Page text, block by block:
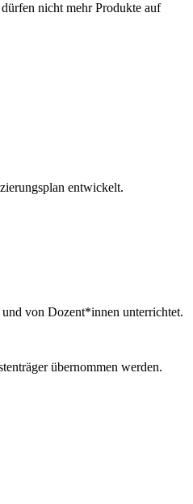
nicht mehr Produkte auf
entwickelt.
von Dozent*innen unterrichtet.
übernommen werden.